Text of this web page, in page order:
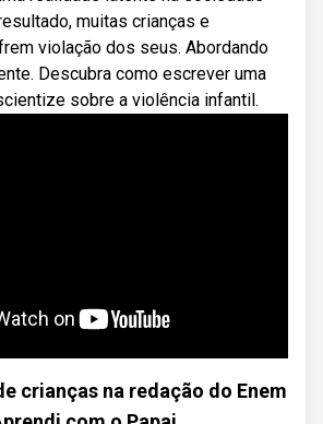
muitas crianças e
violação dos seus. Abordando
Descubra como escrever uma
sobre a violência infantil.
crianças na redação do Enem